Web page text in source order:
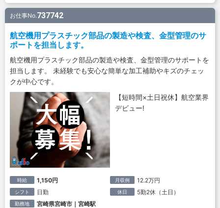
お仕事No.737742
航空機用プラスチック部品の製造や検査、金型管理のサ
ポートを担当します。
航空機用プラスチック部品の製造や検査、金型管理のサポートを
担当します。 未経験でも安心な簡単な加工補助やキズのチェッ
クが中心です。
【短時間×土日祝休】航空業界
デビュー!
時給 1,150円 月収例 12.2万円
シフト 日勤 休日 5勤2休（土日）
勤務地 宮崎県宮崎市｜宮崎駅